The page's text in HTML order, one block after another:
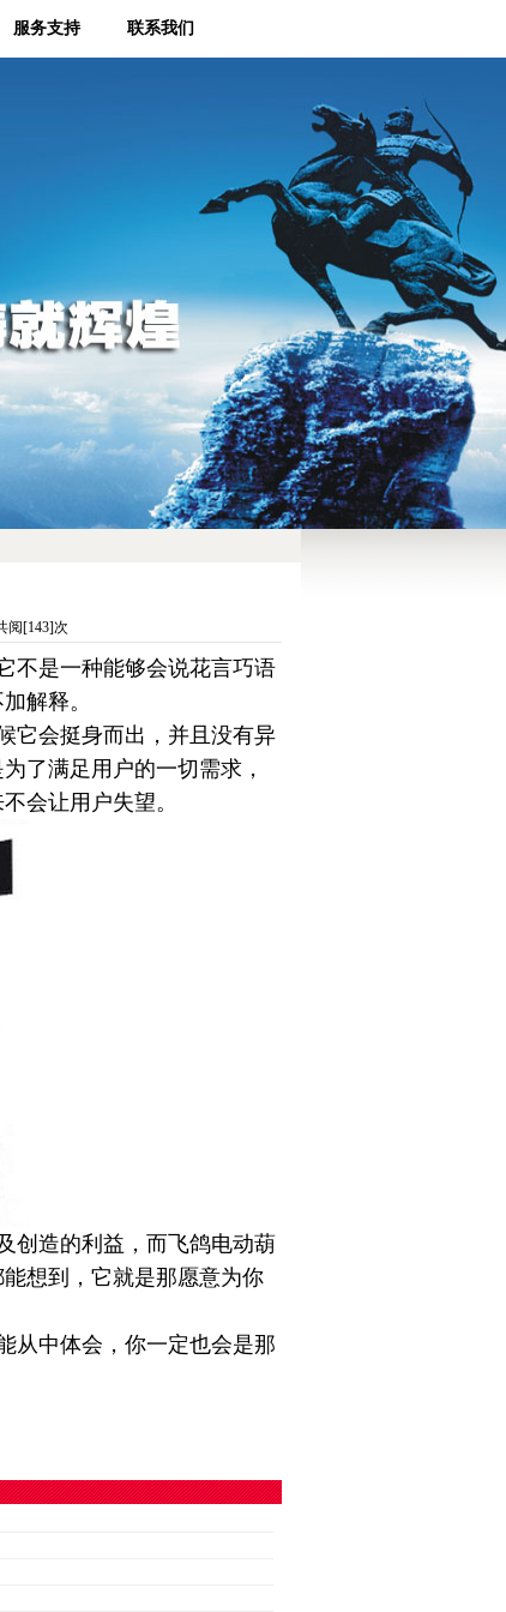
服务支持 联系我们
阅[143]次
不是一种能够会说花言巧语
解释。
它会挺身而出，并且没有异
了满足用户的一切需求，
会让用户失望。
创造的利益，而飞鸽电动葫
想到，它就是那愿意为你
从中体会，你一定也会是那